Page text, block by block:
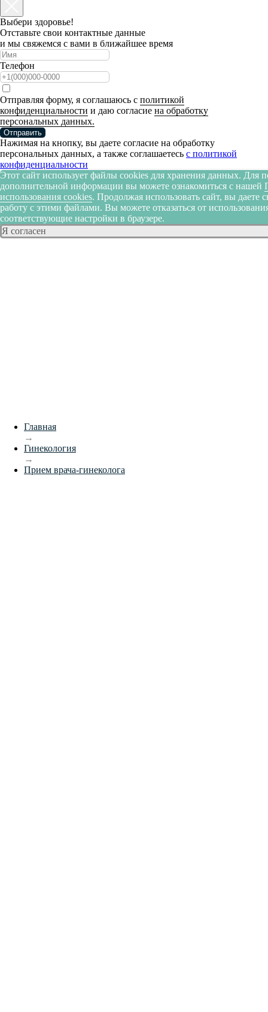
Выбери здоровье!
Отставьте свои контактные данные
и мы свяжемся с вами в ближайшее время
Телефон
Отправляя форму, я соглашаюсь с политикой
конфиденциальности и даю согласие на обработку
персональных данных.
Отправить
Нажимая на кнопку, вы даете согласие на обработку
персональных данных, а также соглашаетесь c политикой
конфиденциальности
Этот сайт использует файлы cookies для хранения данных. Для
дополнительной информации вы можете ознакомиться с нашей
использования cookies. Продолжая использовать сайт, вы даете
работу с этими файлами. Вы можете отказаться от
соответствующие настройки в браузере.
Я согласен
Главная
→
Гинекология
→
Прием врача-гинеколога